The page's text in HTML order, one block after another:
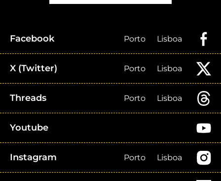
Facebook Porto Lisboa
X (Twitter) Porto Lisboa
Threads Porto Lisboa
Youtube
Instagram Porto Lisboa